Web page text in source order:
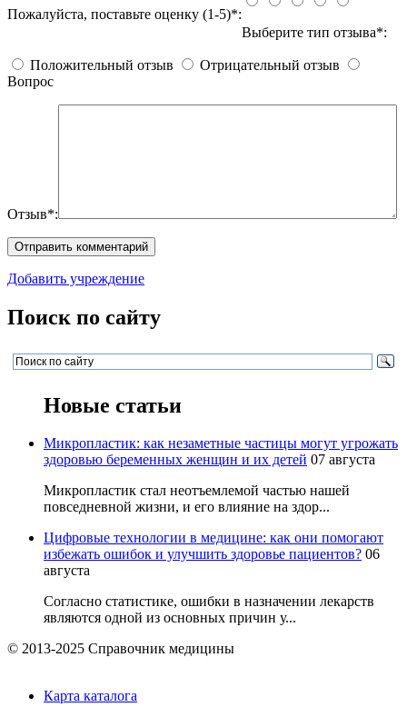
Пожалуйста, поставьте оценку (1-5)*:
Выберите тип отзыва*:
Положительный отзыв
Отрицательный отзыв
Вопрос
Отзыв*:
Добавить учреждение
Поиск по сайту
Новые статьи
Микропластик: как незаметные частицы могут угрожать
здоровью беременных женщин и их детей 07 августа
Микропластик стал неотъемлемой частью нашей
повседневной жизни, и его влияние на здор...
Цифровые технологии в медицине: как они помогают
избежать ошибок и улучшить здоровье пациентов? 06
августа
Согласно статистике, ошибки в назначении лекарств
являются одной из основных причин у...
© 2013-2025 Справочник медицины
Карта каталога